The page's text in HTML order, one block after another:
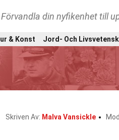
Förvandla din nyfikenhet till
& Konst Jord- Och
Skriven Av: Malva Vansickle